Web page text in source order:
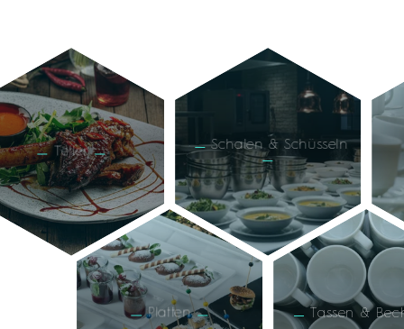
Teller Schalen & Schüsseln
Platten Tassen &